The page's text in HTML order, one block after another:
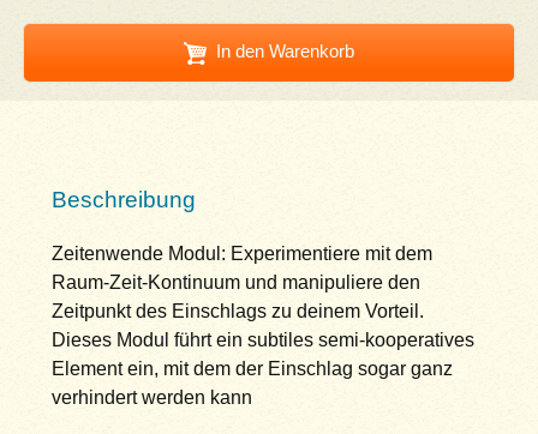
In den Warenkorb
Beschreibung
Zeitenwende Modul: Experimentiere mit dem
Raum-Zeit-Kontinuum und manipuliere den
Zeitpunkt des Einschlags zu deinem Vorteil.
Dieses Modul führt ein subtiles semi-kooperatives
Element ein, mit dem der Einschlag sogar ganz
verhindert werden kann